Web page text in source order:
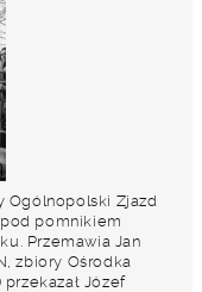
Ogólnopolski Zjazd
pod pomnikiem
Przemawia Jan
zbiory Ośrodka
Józef